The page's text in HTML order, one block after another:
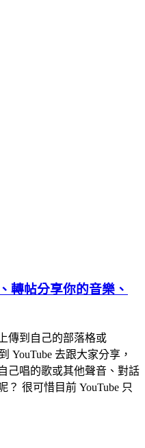
轉帖分享你的音樂、
傳到自己的部落格或
YouTube 去跟大家分享，
己唱的歌或其他聲音、對話
很可惜目前 YouTube 只